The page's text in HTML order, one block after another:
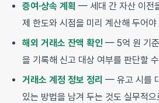
증여·상속 계획 — 세대 간 자산 이전
제 한도와 시점을 미리 계산해 두어야
해외 거래소 잔액 확인 — 5억 원 기준
을 기록해 신고 대상 여부를 판단할
거래소 계정 정보 정리 — 유고 시를
있는 방법을 남겨 두는 것도 실무적